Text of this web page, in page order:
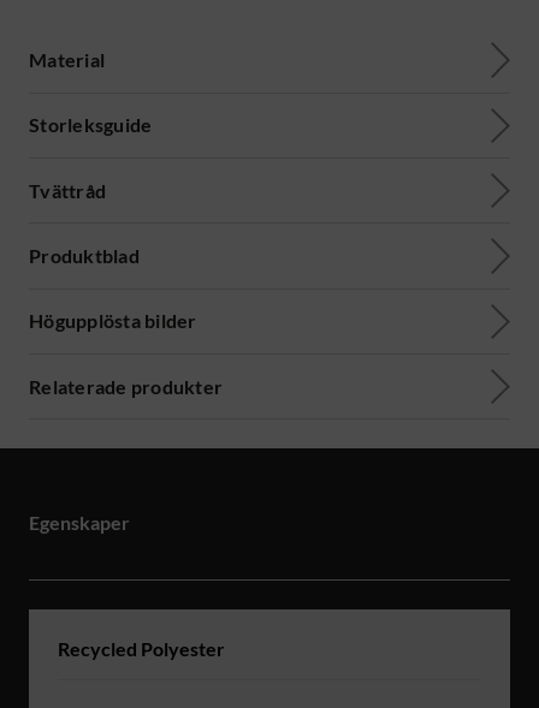
Material
Storleksguide
Tvättråd
Produktblad
Högupplösta bilder
Relaterade produkter
Egenskaper
Recycled Polyester